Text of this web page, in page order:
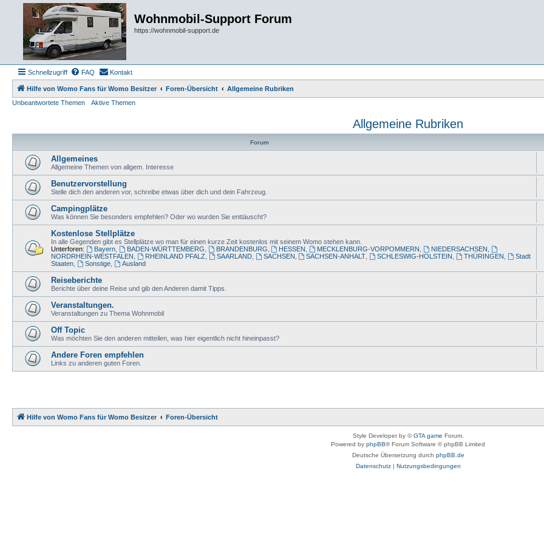
Wohnmobil-Support Forum
https://wohnmobil-support.de
Schnellzugriff FAQ Kontakt
Hilfe von Womo Fans für Womo Besitzer Foren-Übersicht
Allgemeine Rubriken
Unbeantwortete Themen
Aktive Themen
Allgemeine Rubriken
Forum
Allgemeines
Allgemeine Themen von allgem. Interesse
Benutzervorstellung
Stelle dich den anderen vor, schreibe etwas über dich und dein Fahrzeug.
Campingplätze
Was können Sie besonders empfehlen? Oder wo wurden Sie enttäuscht?
Kostenlose Stellplätze
In alle Gegenden gibt es Stellplätze wo man für einen kurze Zeit kostenlos mit seinem Womo stehen kann.
Unterforen:
Bayern, BADEN-WÜRTTEMBERG BRANDENBURG HESSEN MECKLENBURG-VORPOMMERN NIEDERSACHSEN
NORDRHEIN-WESTFALEN
RHEINLAND PFALZ SAARLAND, SACHSEN SACHSEN-ANHALT SCHLESWIG-HOLSTEIN THÜRINGEN
Stadt
Staaten
Sonstige, Ausland
Reiseberichte
Berichte über deine Reise und gib den Anderen damit Tipps.
Veranstaltungen.
Veranstaltungen zu Thema Wohnmobil
Off Topic
Was möchten Sie den anderen mitteilen, was hier eigentlich nicht hineinpasst?
Andere Foren empfehlen
Links zu anderen guten Foren.
Hilfe von Womo Fans für Womo Besitzer Foren-Übersicht
Style Developer by ©GTA game Forum.
Powered by phpBB® Forum Software © phpBB Limited
Deutsche Übersetzung durch phpBB.de
Datenschutz| Nutzungsbedingungen